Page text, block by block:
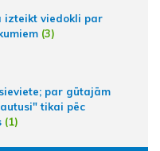
izteikt viedokli par
(3)
par gūtajām
tikai pēc
(1)